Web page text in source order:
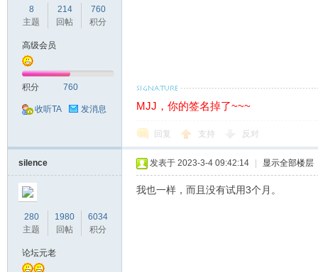
8
主题
214
回帖
760
积分
高级会员
积分 760
收听TA 发消息 MJJ，你的签名掉了~~~
回复 支持 反对
silence
280
主题
1980
回帖
6034
积分
论坛元老
发表于 2023-3-4 09:42:14 显示全部楼层
我也一样，而且没有试用3个月。